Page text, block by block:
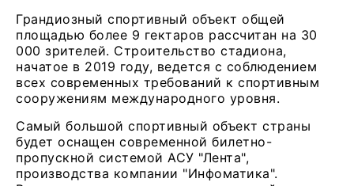
Грандиозный спортивный объект общей
площадью более 9 гектаров рассчитан на 30
000 зрителей. Строительство стадиона,
начатое в 2019 году, ведется с соблюдением
всех современных требований к спортивным
сооружениям международного уровня.
Самый большой спортивный объект страны
будет оснащен современной билетно-
пропускной системой АСУ "Лента",
производства компании "Инфоматика".